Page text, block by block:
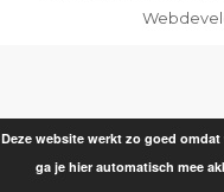
Deze website werkt zo goed
ga je hier automatisch mee